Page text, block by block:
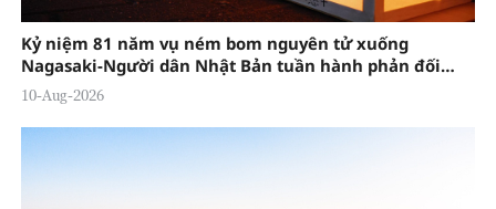
Kỷ niệm 81 năm vụ ném bom nguyên tử xuống
Nagasaki-Người dân Nhật Bản tuần hành phản đối
chính sách mở rộng quân sự và sửa đổi hiến pháp
10-Aug-2026